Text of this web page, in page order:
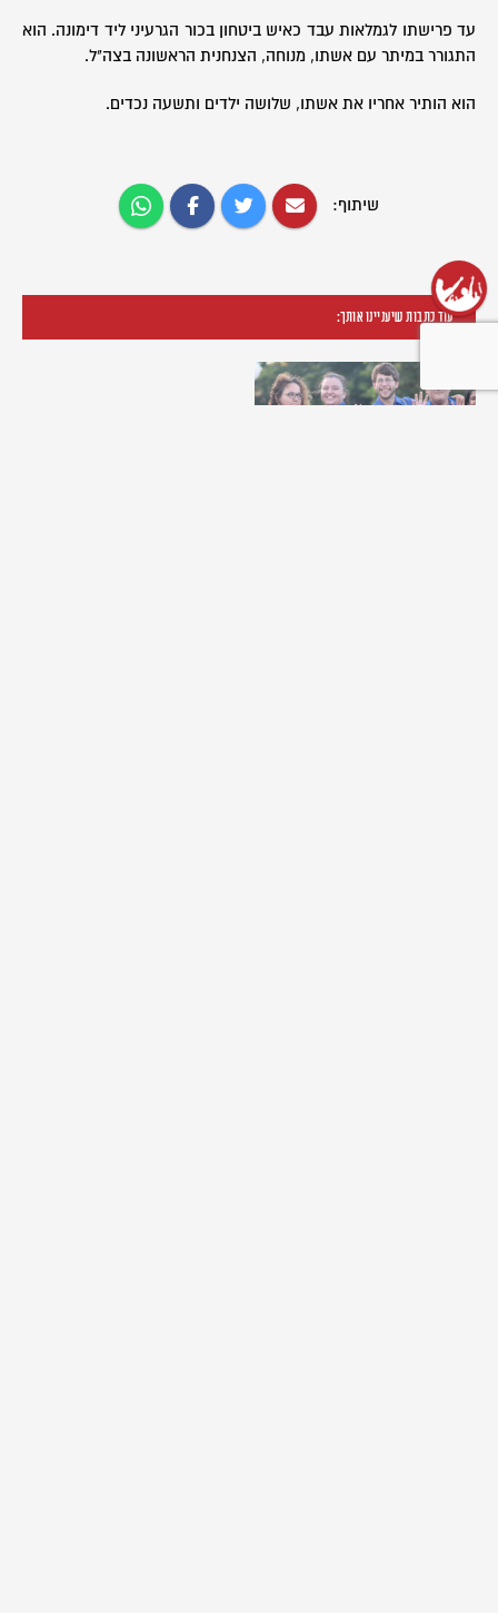
עד פרישתו לגמלאות עבד כאיש ביטחון בכור הגרעיני ליד דימונה. הוא
התגורר במיתר עם אשתו, מנוחה, הצנחנית הראשונה בצה"ל.
הוא הותיר אחריו את אשתו, שלושה ילדים ותשעה נכדים.
שיתוף:
עוד כתבות שיעניינו אותך: